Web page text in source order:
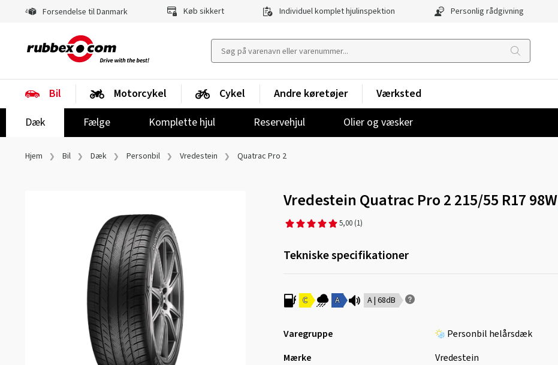
Forsendelse til Danmark Køb sikkert Individuel komplet hjulinspektion Personlig rådgivning
Bil
Dæk
Fælge Komplette hjul Reservehjul Olier og væsker
Motorcykel Cykel Andre køretøjer Værksted
Hjem Bil Dæk Personbil Vredestein Quatrac Pro 2
Vredestein Quatrac Pro 2 215/55 R17 98W
5,00 (1)
Tekniske specifikationer
C A A | 68dB
Varegruppe
Personbil helårsdæk
Mærke
Vredestein